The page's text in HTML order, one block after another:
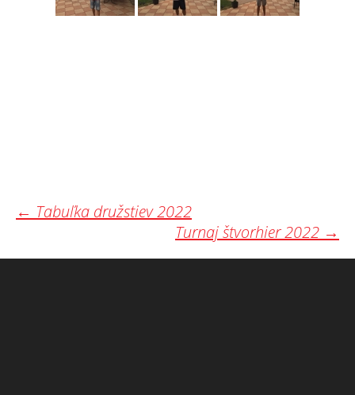
Post
navigation
← Tabuľka družstiev 2022
Turnaj štvorhier 2022 →